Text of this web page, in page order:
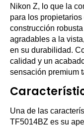
Nikon Z, lo que la
para los
construcción
agradables a la
en su durabilidad.
calidad y un
sensación premium
Una de las
TF5014BZ es su